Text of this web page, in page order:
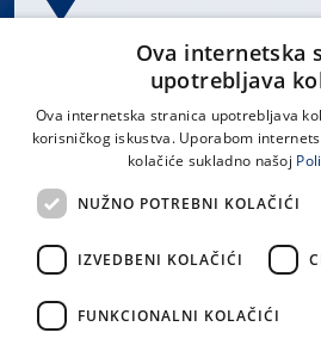
Spinčićeva 1, 21000 Split
LINKOVI
Uvjeti korištenja
Ova internetska
upotrebljava
Ova internetska stranica upotrebljava
korisničkog iskustva. Uporabom
kolačiće sukladno našoj
NUŽNO POTREBNI KOLAČIĆI
IZVEDBENI KOLAČIĆI
FUNKCIONALNI KOLAČIĆI